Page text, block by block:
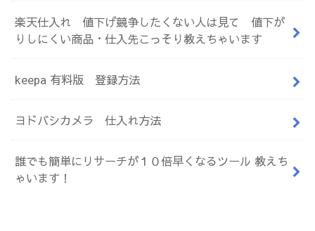
楽天仕入れ 値下げ競争したくない人は見て 値下が
りしにくい商品・仕入先こっそり教えちゃいます
keepa 有料版 登録方法
ヨドバシカメラ 仕入れ方法
誰でも簡単にリサーチが１０倍早くなるツール 教えち
ゃいます！